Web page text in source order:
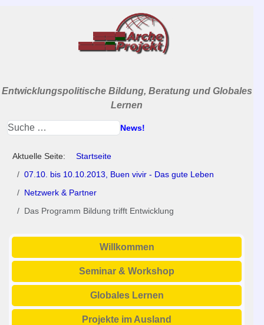
Entwicklungspolitische Bildung, Beratung und Globales
Lernen
News!
Aktuelle Seite:
Startseite
07.10. bis 10.10.2013, Buen vivir - Das gute Leben
Netzwerk & Partner
Das Programm Bildung trifft Entwicklung
Willkommen
Seminar & Workshop
Globales Lernen
Projekte im Ausland